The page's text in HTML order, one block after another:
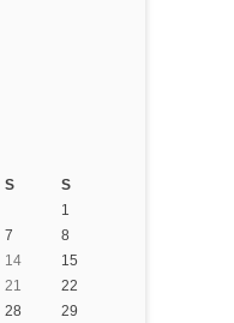
S S
1
7
8
14
15
21
22
28
29